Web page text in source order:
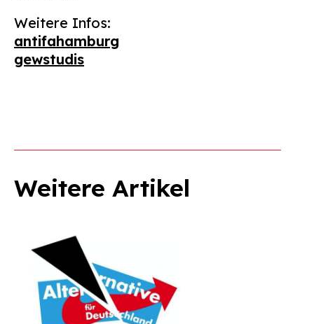
Weitere Infos:
antifahamburg
gewstudis
Weitere Artikel